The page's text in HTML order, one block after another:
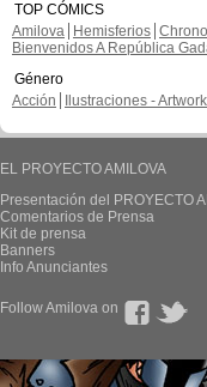
TOP CÓMICS
Amilova
Hemisferios
Bienvenidos A República
Género
Acción
Ilustraciones -
EL PROYECTO AMILOVA
Presentación del PROYECTO
Comentarios de Prensa
Kit de prensa
Banners
Info Anunciantes
Follow Amilova on